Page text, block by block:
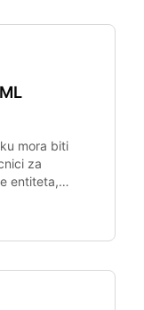
mora biti
za
entiteta,